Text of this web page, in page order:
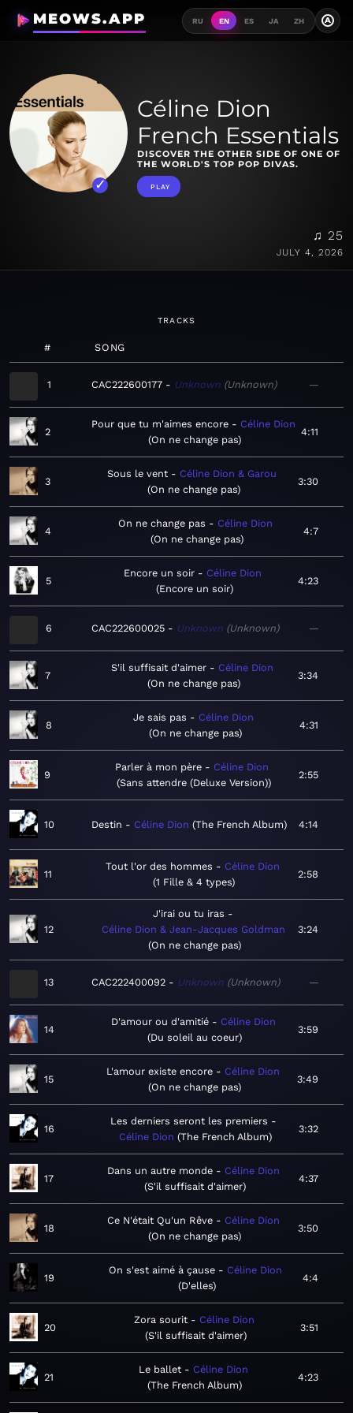
MEOWS.APP RU EN ES JA ZH A
Céline Dion
French Essentials
DISCOVER THE OTHER SIDE OF ONE OF
THE WORLD'S TOP POP DIVAS.
PLAY
♫ 25
JULY 4, 2026
TRACKS
# SONG
1 CAC222600177 Unknown Unknown —
2
Pour que tu m'aimes encore
Céline Dion
On ne change pas
4:11
3
Sous le vent
Céline Dion & Garou
On ne change pas
3:30
4
On ne change pas
Céline Dion
On ne change pas
4:7
5
Encore un soir
Céline Dion
Encore un soir
4:23
6 CAC222600025 Unknown Unknown —
7
S'il suffisait d'aimer
Céline Dion
On ne change pas
3:34
8
Je sais pas
Céline Dion
On ne change pas
4:31
9
Parler à mon père
Céline Dion
Sans attendre (Deluxe Version)
2:55
10 Destin Céline Dion The French Album 4:14
11
Tout l'or des hommes
Céline Dion
1 Fille & 4 types
2:58
12
J'irai ou tu iras
Céline Dion & Jean-Jacques Goldman
On ne change pas
3:24
13 CAC222400092 Unknown Unknown —
14
D'amour ou d'amitié
Céline Dion
Du soleil au coeur
3:59
15
L'amour existe encore
Céline Dion
On ne change pas
3:49
16
Les derniers seront les premiers
Céline Dion The French Album
3:32
17
Dans un autre monde
Céline Dion
S'il suffisait d'aimer
4:37
18
Ce N'était Qu'un Rêve
Céline Dion
On ne change pas
3:50
19
On s'est aimé à çause
Céline Dion
D'elles
4:4
20
Zora sourit
Céline Dion
S'il suffisait d'aimer
3:51
21
Le ballet
Céline Dion
The French Album
4:23